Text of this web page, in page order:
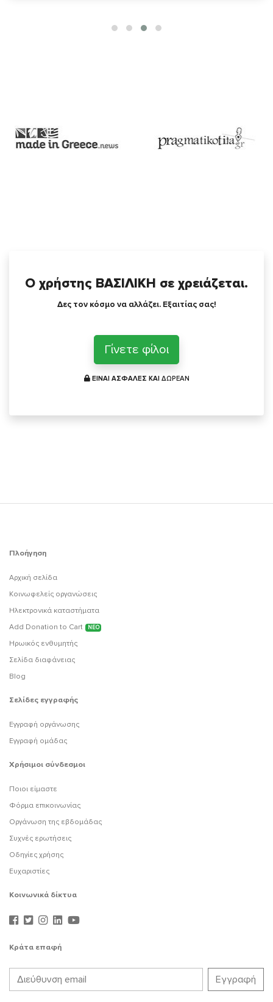
Ο χρήστης ΒΑΣΙΛΙΚΗ σε χρειάζεται.
Δες τον κόσμο να αλλάζει. Εξαιτίας σας!
Γίνετε φίλοι
ΕΙΝΑΙ ΑΣΦΑΛΕΣ ΚΑΙ ΔΩΡΕΑΝ
Πλοήγηση
Αρχική σελίδα
Κοινωφελείς οργανώσεις
Ηλεκτρονικά καταστήματα
Add Donation to Cart
ΝΕΟ
Ηρωικός ενθυμητής
Σελίδα διαφάνειας
Blog
Σελίδες εγγραφής
Εγγραφή οργάνωσης
Εγγραφή ομάδας
Χρήσιμοι σύνδεσμοι
Ποιοι είμαστε
Φόρμα επικοινωνίας
Οργάνωση της εβδομάδας
Συχνές ερωτήσεις
Οδηγίες χρήσης
Ευχαριστίες
Κοινωνικά δίκτυα
Κράτα επαφή